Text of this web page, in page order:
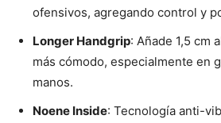
ofensivos, agregando control y
Longer Handgrip: Añade 1,5 cm
más cómodo, especialmente en
manos.
Noene Inside: Tecnología anti-